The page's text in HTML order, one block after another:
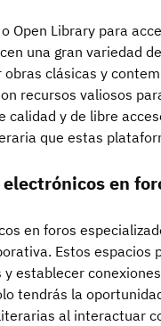
Open Library para
una gran variedad
clásicas y
recursos valiosos
y de libre
que estas
en
en foros
Estos espacios
establecer
tendrás la
al interactuar